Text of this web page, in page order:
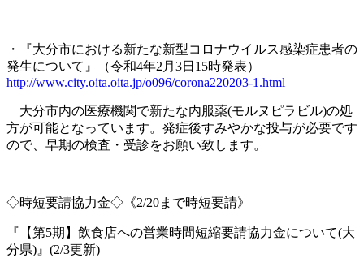
・『大分市における新たな新型コロナウイルス感染症患者の
発生について』（令和4年2月 3日 15時発表）
http://www.city.oita.oita.jp/o096/corona220203-1.html
大分市内の医療機関で新たな内服薬(モルヌピラビル)の処
方が可能となっています。発症後すみやかな投与が必要です
ので、早期の検査・受診をお願い致します。
◇時短要請協力金◇《2/20まで時短要請》
『【第5期】飲食店への営業時間短縮要請協力金について(大
分県)』 (2/3更新)